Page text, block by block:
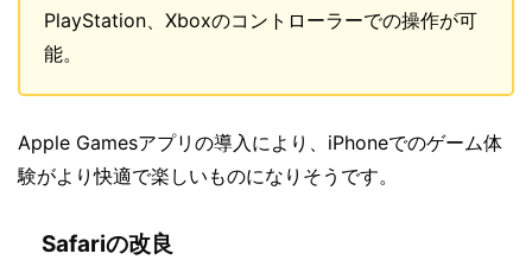
PlayStation、Xboxのコントローラーでの操作が可
能。
Apple Gamesアプリの導入により、iPhoneでのゲーム体
験がより快適で楽しいものになりそうです。
Safariの改良